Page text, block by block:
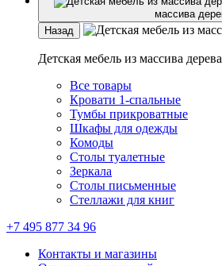
массива
Назад
Детская мебель из массива дерева
Все товары
Кровати 1-спальные
Тумбы прикроватные
Шкафы для одежды
Комоды
Столы туалетные
Зеркала
Столы письменные
Стеллажи для книг
+7 495 877 34 96
Контакты и магазины